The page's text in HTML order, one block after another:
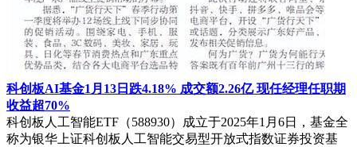
科创板AI基金1月13日跌4.18% 成交额2.26亿 现任经理任职期
收益超70%
科创板人工智能ETF（588930）成立于2025年1月6日，基金全
称为银华上证科创板人工智能交易型开放式指数证券投资基